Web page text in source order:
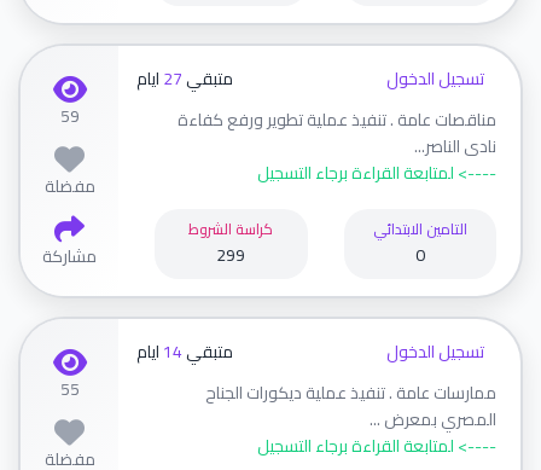
تسجيل الدخول متبقي27ايام
مناقصات عامة . تنفيذ عملية تطوير ورفع كفاءة
نادى الناصر...
----> لمتابعة القراءة برجاء التسجيل
التامين الابتدائي
0
كراسة الشروط
299
59
مفضلة
مشاركة
تسجيل الدخول متبقي14ايام
ممارسات عامة . تنفيذ عملية ديكورات الجناح
المصري بمعرض ...
----> لمتابعة القراءة برجاء التسجيل
55
مفضلة